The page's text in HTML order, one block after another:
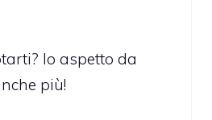
Io aspetto da
più!